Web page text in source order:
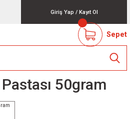
Giriş Yap / Kayıt Ol
Sepet
50gram